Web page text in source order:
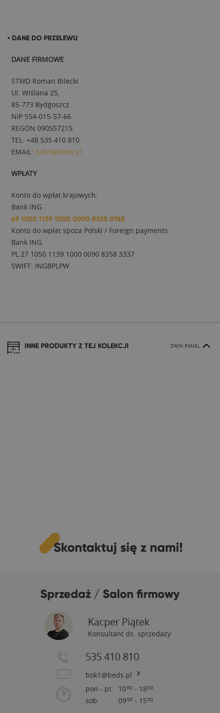
• DANE DO PRZELEWU
DANE FIRMOWE
STWD Roman Bilecki
Ul. Wiślana 25,
85-773 Bydgoszcz
NIP 554-015-57-66
REGON 090557215
TEL: +48 535 410 810
EMAIL: bok1@beds.pl
WPŁATY
Konto do wpłat krajowych:
Bank ING
69 1050 1139 1000 0090 8355 0765
Konto do wpłat spoza Polski / Foreign payments:
Bank ING
PL 27 1050 1139 1000 0090 8358 3337
SWIFT: INGBPLPW
INNE PRODUKTY Z TEJ KOLEKCJI ZWIŃ PANEL
Skontaktuj się z nami!
Sprzedaż / Salon firmowy
Kacper Piątek
Konsultant ds. sprzedaży
535 410 810
bok1@beds.pl
pon - pt:
sob:
1000 - 1800
0900 - 1500